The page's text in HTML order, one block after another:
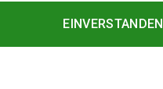
EINVERSTANDEN